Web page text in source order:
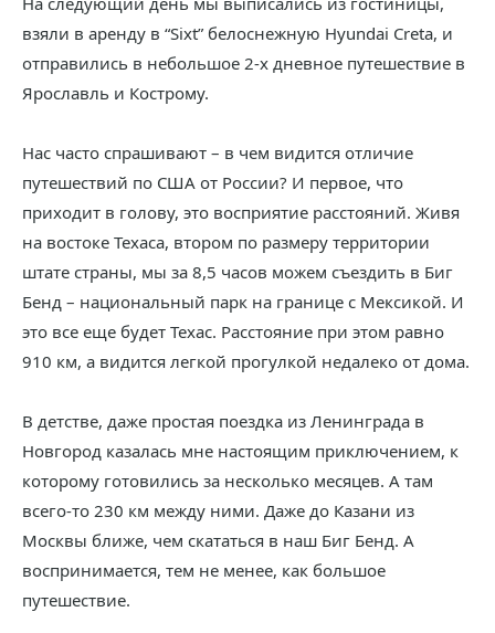
взяли в аренду в “Sixt” белоснежную Hyundai Creta, и
отправились в небольшое 2-х дневное путешествие в
Ярославль и Кострому.
Нас часто спрашивают – в чем видится отличие
путешествий по США от России? И первое, что
приходит в голову, это восприятие расстояний. Живя
на востоке Техаса, втором по размеру территории
штате страны, мы за 8,5 часов можем съездить в Биг
Бенд – национальный парк на границе с Мексикой. И
это все еще будет Техас. Расстояние при этом равно
910 км, а видится легкой прогулкой недалеко от дома.
В детстве, даже простая поездка из Ленинграда в
Новгород казалась мне настоящим приключением, к
которому готовились за несколько месяцев. А там
всего-то 230 км между ними. Даже до Казани из
Москвы ближе, чем скататься в наш Биг Бенд. А
воспринимается, тем не менее, как большое
путешествие.